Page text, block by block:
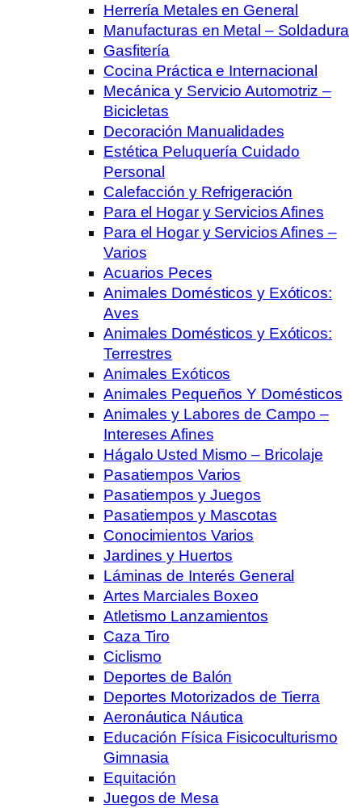
Herrería Metales en General
Manufacturas en Metal – Soldadura
Gasfitería
Cocina Práctica e Internacional
Mecánica y Servicio Automotriz –
Bicicletas
Decoración Manualidades
Estética Peluquería Cuidado
Personal
Calefacción y Refrigeración
Para el Hogar y Servicios Afines
Para el Hogar y Servicios Afines –
Varios
Acuarios Peces
Animales Domésticos y Exóticos:
Aves
Animales Domésticos y Exóticos:
Terrestres
Animales Exóticos
Animales Pequeños Y Domésticos
Animales y Labores de Campo –
Intereses Afines
Hágalo Usted Mismo – Bricolaje
Pasatiempos Varios
Pasatiempos y Juegos
Pasatiempos y Mascotas
Conocimientos Varios
Jardines y Huertos
Láminas de Interés General
Artes Marciales Boxeo
Atletismo Lanzamientos
Caza Tiro
Ciclismo
Deportes de Balón
Deportes Motorizados de Tierra
Aeronáutica Náutica
Educación Física Fisicoculturismo
Gimnasia
Equitación
Juegos de Mesa